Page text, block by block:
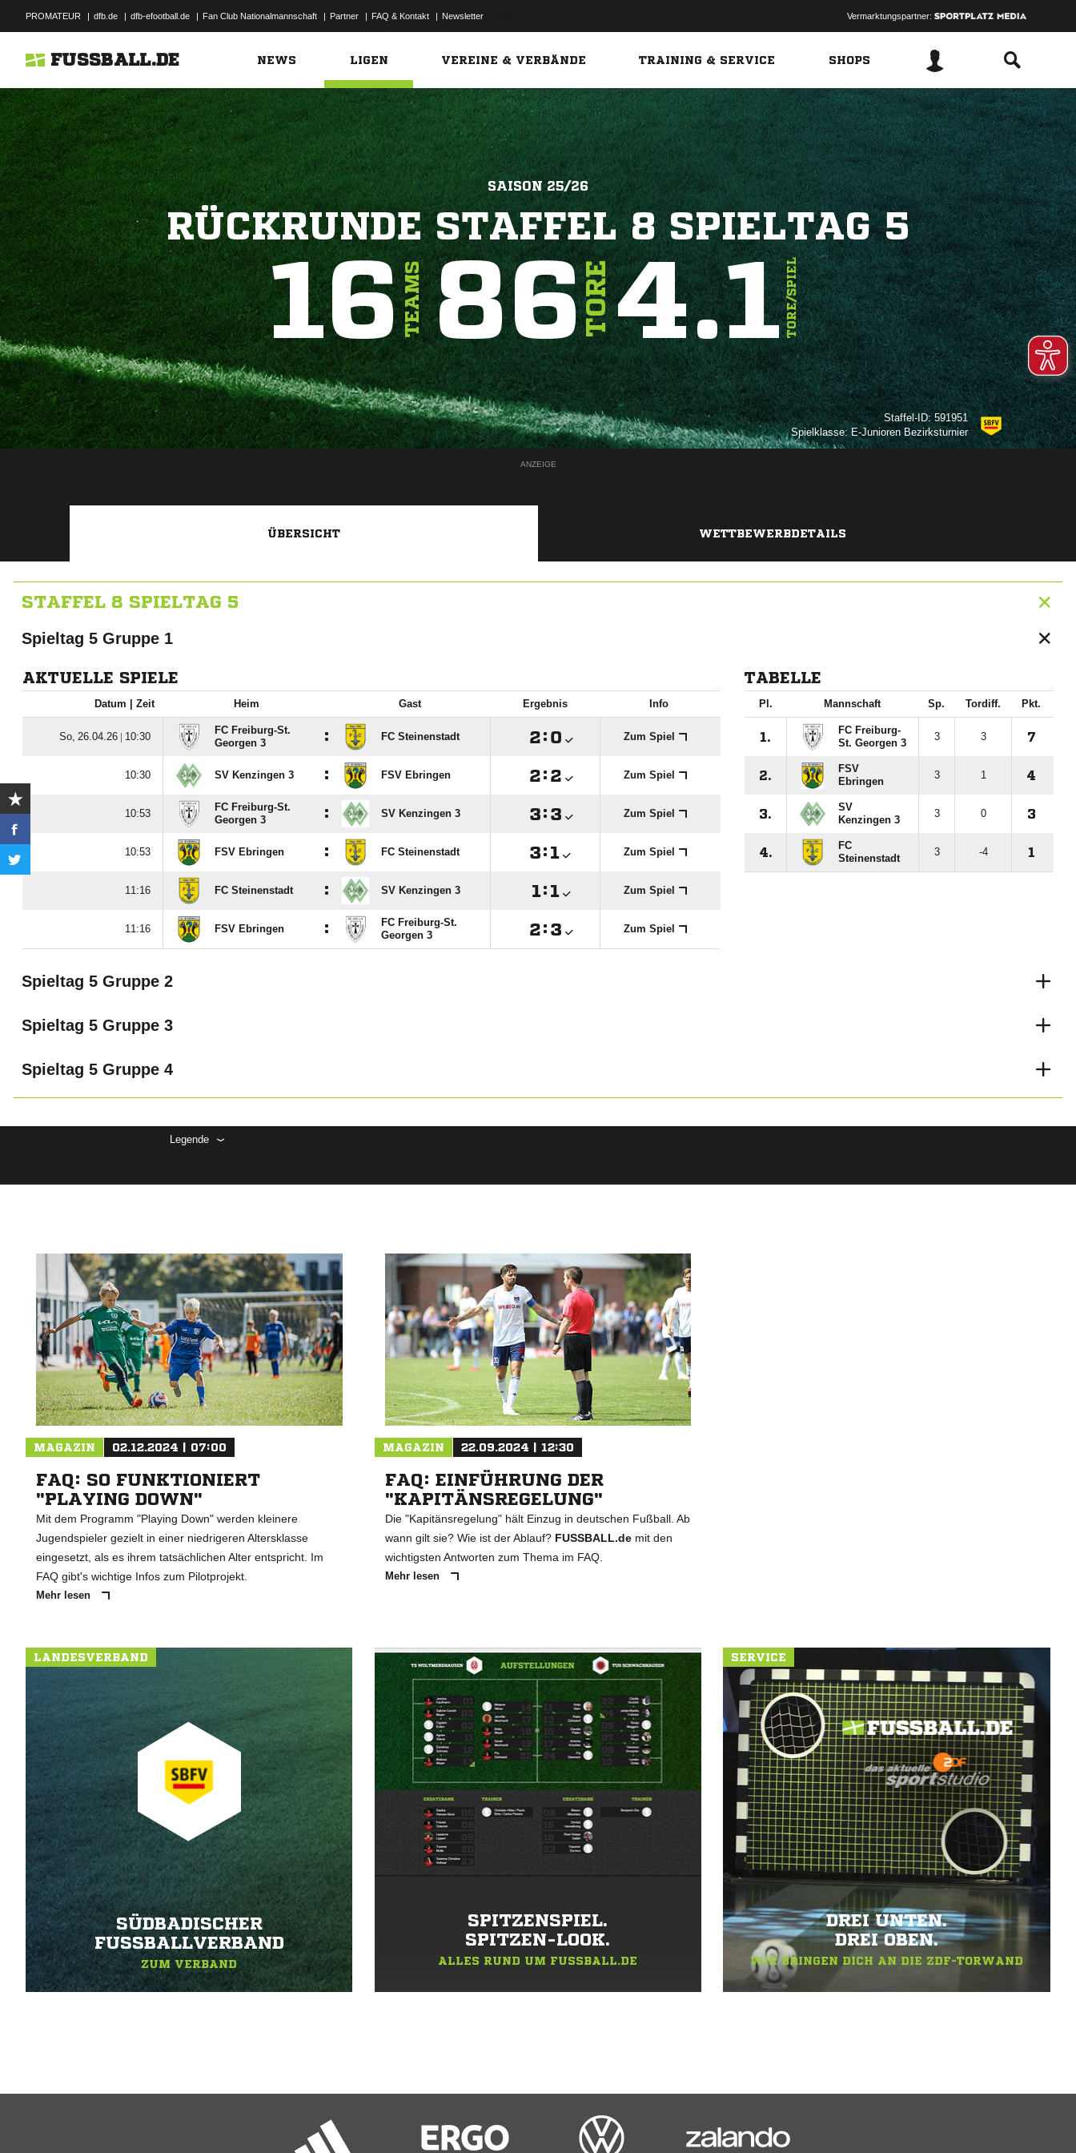
PROMATEUR | dfb.de | dfb-efootball.de | Fan Club Nationalmannschaft | Partner | FAQ & Kontakt | Newsletter Vermarktungspartner:
FUSSBALL.DE NEWS LIGEN VEREINE & VERBÄNDE TRAINING & SERVICE SHOPS
SAISON 25/26
RÜCKRUNDE STAFFEL 8 SPIELTAG 5
16TEAMS86TORE4.1TORE/SPIEL
Staffel-ID: 591951
Spielklasse: E-Junioren Bezirksturnier
ANZEIGE
ÜBERSICHT WETTBEWERBDETAILS
STAFFEL 8 SPIELTAG 5
Spieltag 5 Gruppe 1
AKTUELLE SPIELE
Datum |Zeit Heim Gast Ergebnis Info
  | 
FC Freiburg-St.
Georgen 3
: FC Steinenstadt :  Zum Spiel
 SV Kenzingen 3 : FSV Ebringen :  Zum Spiel

FC Freiburg-St.
Georgen 3
: SV Kenzingen 3 :  Zum Spiel
 FSV Ebringen : FC Steinenstadt :  Zum Spiel
 FC Steinenstadt : SV Kenzingen 3 :  Zum Spiel
 FSV Ebringen :
FC Freiburg-St.
Georgen 3
:  Zum Spiel
TABELLE
Pl. Mannschaft Sp. Tordiff. Pkt.
1.
FC Freiburg-
St. Georgen 3
3 3 7
2.
FSV
Ebringen
3 1 4
3.
SV
Kenzingen 3
3 0 3
4.
FC
Steinenstadt
3 -4 1
Spieltag 5 Gruppe 2
Spieltag 5 Gruppe 3
Spieltag 5 Gruppe 4
Legende
MAGAZIN 02.12.2024 | 07:00
FAQ: SO FUNKTIONIERT
"PLAYING DOWN"
Mit dem Programm "Playing Down" werden kleinere
Jugendspieler gezielt in einer niedrigeren Altersklasse
eingesetzt, als es ihrem tatsächlichen Alter entspricht. Im
FAQ gibt's wichtige Infos zum Pilotprojekt.
Mehr lesen
MAGAZIN 22.09.2024 | 12:30
FAQ: EINFÜHRUNG DER
"KAPITÄNSREGELUNG"
Die "Kapitänsregelung" hält Einzug in deutschen Fußball. Ab
wann gilt sie? Wie ist der Ablauf? FUSSBALL.demit den
wichtigsten Antworten zum Thema im FAQ.
Mehr lesen
LANDESVERBAND
SÜDBADISCHER
FUSSBALLVERBAND
ZUM VERBAND
SPITZENSPIEL.
SPITZEN-LOOK.
ALLES RUND UM FUSSBALL.DE
SERVICE
DREI UNTEN.
DREI OBEN.
WIR BRINGEN DICH AN DIE ZDF-TORWAND